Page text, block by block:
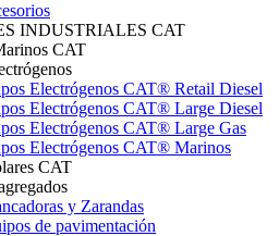
INDUSTRIALES CAT
CAT
Electrógenos CAT® Retail Diesel
Electrógenos CAT® Large Diesel
Electrógenos CAT® Large Gas
Electrógenos CAT® Marinos
CAT
y Zarandas
de pavimentación